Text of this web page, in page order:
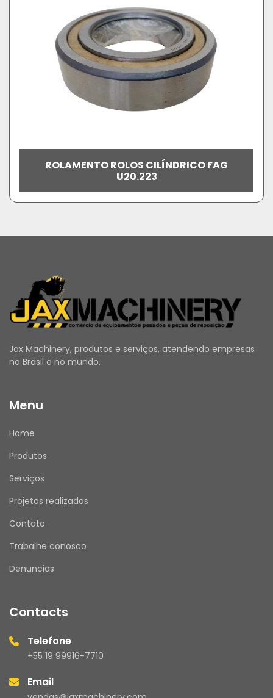
ROLAMENTO ROLOS CILÍNDRICO FAG
U20.223
Jax Machinery, produtos e serviços, atendendo empresas
no Brasil e no mundo.
Menu
Home
Produtos
Serviços
Projetos realizados
Contato
Trabalhe conosco
Denuncias
Contacts
Telefone
+55 19 99916-7710
Email